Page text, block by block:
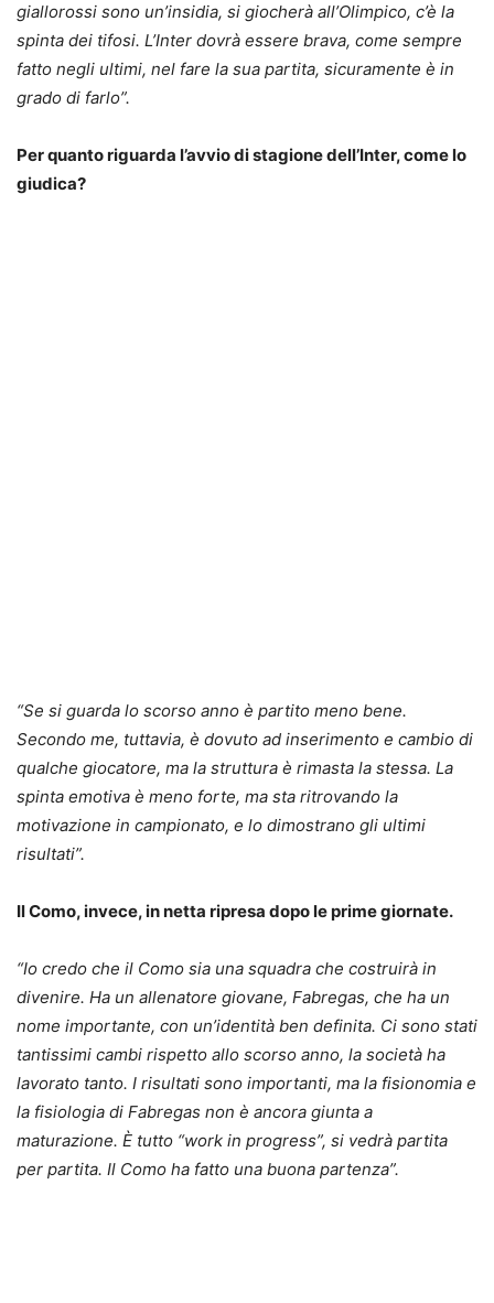
giallorossi sono un’insidia, si giocherà all’Olimpico, c’è la
spinta dei tifosi. L’Inter dovrà essere brava, come sempre
fatto negli ultimi, nel fare la sua partita, sicuramente è in
grado di farlo”.
Per quanto riguarda l’avvio di stagione dell’Inter, come lo
giudica?
“Se si guarda lo scorso anno è partito meno bene.
Secondo me, tuttavia, è dovuto ad inserimento e cambio di
qualche giocatore, ma la struttura è rimasta la stessa. La
spinta emotiva è meno forte, ma sta ritrovando la
motivazione in campionato, e lo dimostrano gli ultimi
risultati”.
Il Como, invece, in netta ripresa dopo le prime giornate.
“Io credo che il Como sia una squadra che costruirà in
divenire. Ha un allenatore giovane, Fabregas, che ha un
nome importante, con un’identità ben definita. Ci sono stati
tantissimi cambi rispetto allo scorso anno, la società ha
lavorato tanto. I risultati sono importanti, ma la fisionomia e
la fisiologia di Fabregas non è ancora giunta a
maturazione. È tutto “work in progress”, si vedrà partita
per partita. Il Como ha fatto una buona partenza”.